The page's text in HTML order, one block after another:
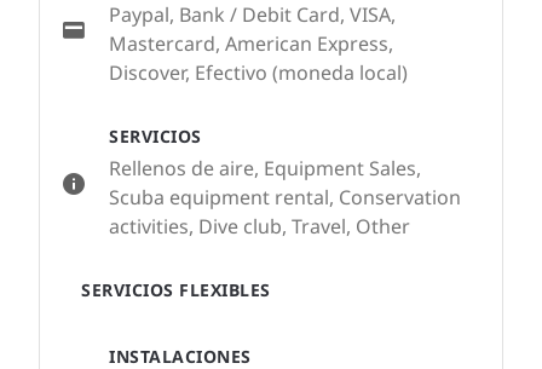
SERVICIOS
Rellenos de aire, Equipment Sales,
Scuba equipment rental, Conservation
activities, Dive club, Travel, Other
SERVICIOS FLEXIBLES
INSTALACIONES
Paypal, Bank / Debit Card, VISA,
Mastercard, American Express,
Discover, Efectivo (moneda local)